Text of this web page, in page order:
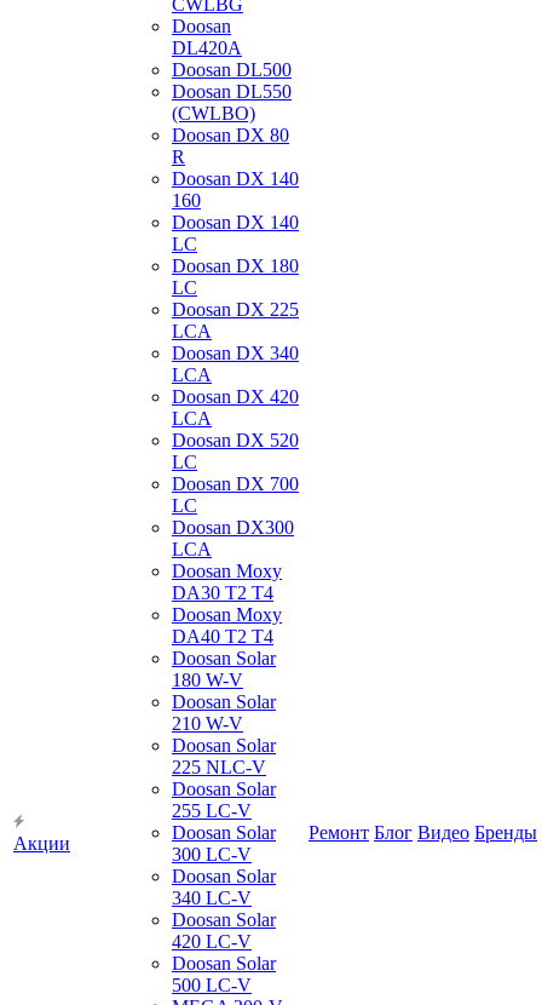
Акции
CWLBG
Doosan
DL420A
Doosan DL500
Doosan DL550
(CWLBO)
Doosan DX 80
R
Doosan DX 140
160
Doosan DX 140
LC
Doosan DX 180
LC
Doosan DX 225
LCA
Doosan DX 340
LCA
Doosan DX 420
LCA
Doosan DX 520
LC
Doosan DX 700
LC
Doosan DX300
LCA
Doosan Moxy
DA30 T2 T4
Doosan Moxy
DA40 T2 T4
Doosan Solar
180 W-V
Doosan Solar
210 W-V
Doosan Solar
225 NLC-V
Doosan Solar
255 LC-V
Doosan Solar
300 LC-V
Doosan Solar
340 LC-V
Doosan Solar
420 LC-V
Doosan Solar
500 LC-V
Ремонт Блог Видео Бренды